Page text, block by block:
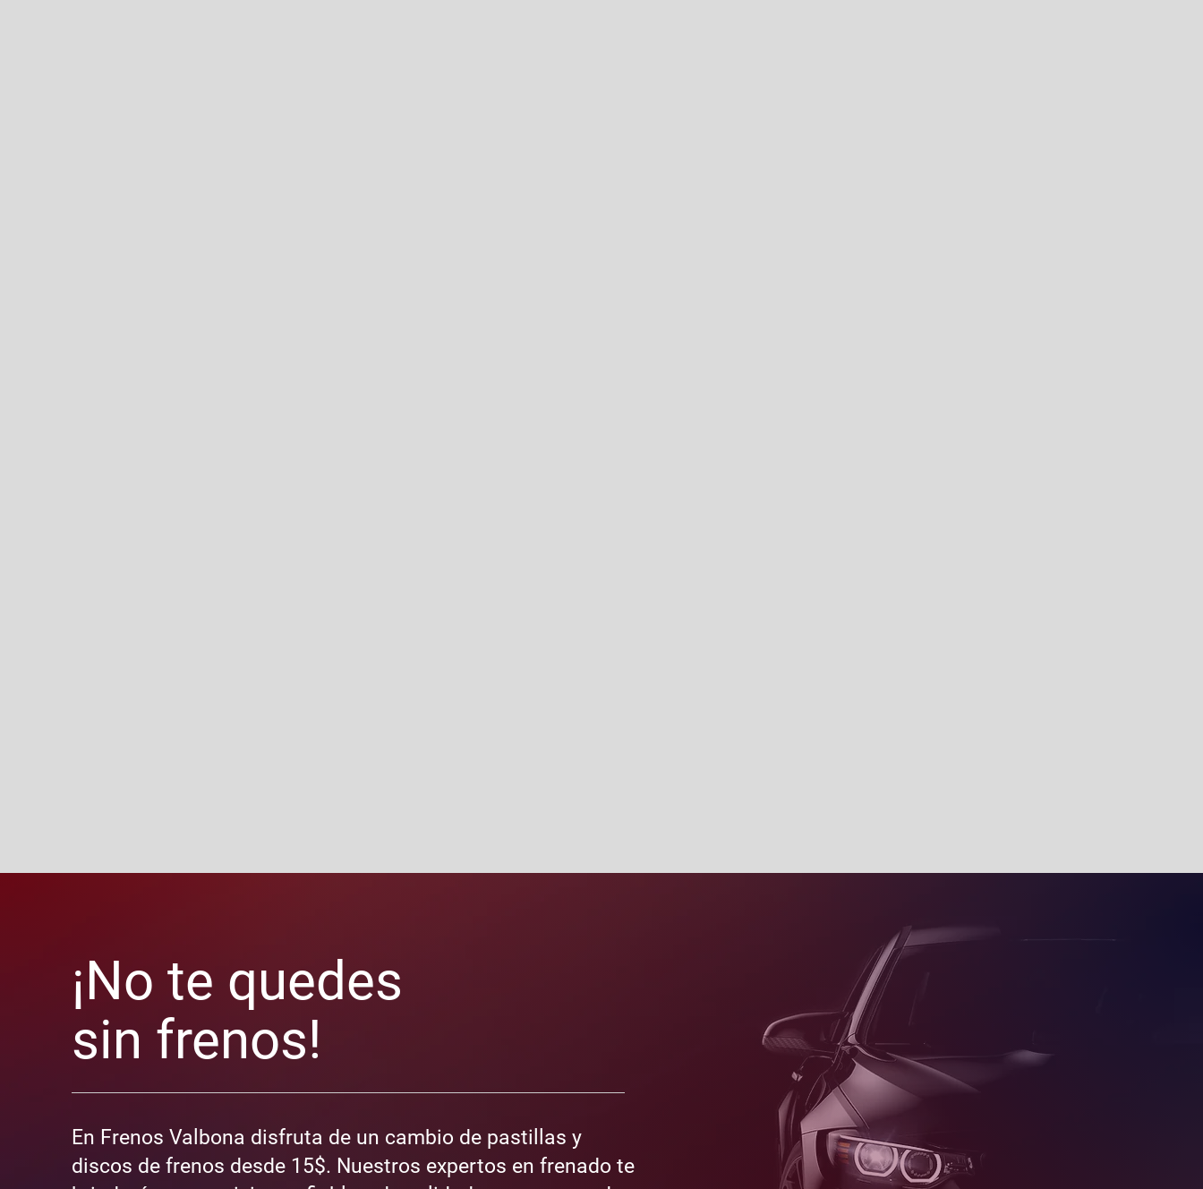
¡No te quedes
sin frenos!
En Frenos Valbona disfruta de un cambio de pastillas y
discos de frenos desde 15$. Nuestros expertos en frenado te